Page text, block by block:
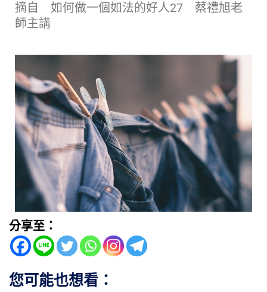
摘自 如何做一個如法的好人27 蔡禮旭老
師主講
分享至：
您可能也想看：